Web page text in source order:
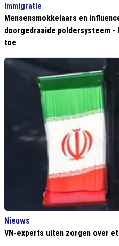
Immigratie
Mensensmokkelaars en
doorgedraaide poldersysteem
toe
Nieuws
VN-experts uiten zorgen over